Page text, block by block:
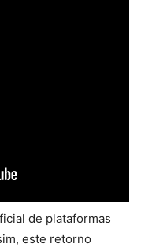
de plataformas
este retorno